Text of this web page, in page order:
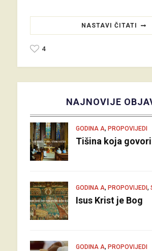
NASTAVI ČITATI
4
NAJNOVIJE
GODINA A, PROPOVIJEDI
Tišina koja govori
GODINA A, PROPOVIJEDI,
Isus Krist je Bog
GODINA A, PROPOVIJEDI